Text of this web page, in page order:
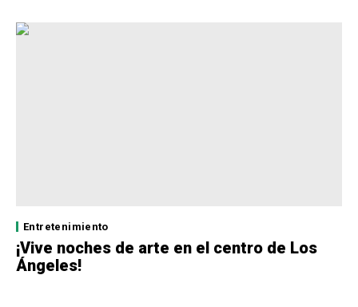
Entretenimiento
¡Vive noches de arte en el centro de Los
Ángeles!